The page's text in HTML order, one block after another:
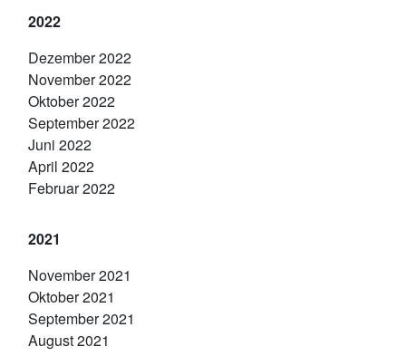
2022
Dezember 2022
November 2022
Oktober 2022
September 2022
Juni 2022
April 2022
Februar 2022
2021
November 2021
Oktober 2021
September 2021
August 2021